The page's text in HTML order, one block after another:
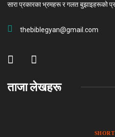
सारा प्रकारका भ्रमहरू र गलत बुझाइहरूको
thebiblegyan@gmail.com
ताजा लेखहरू